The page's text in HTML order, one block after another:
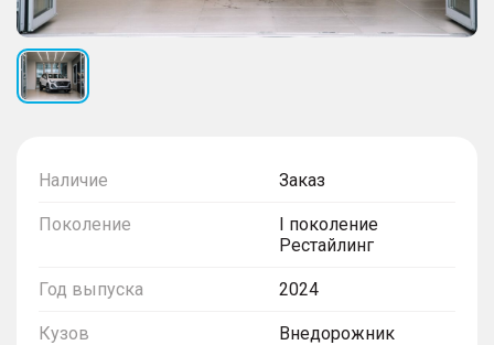
Наличие Заказ
Поколение
I поколение
Рестайлинг
Год выпуска 2024
Кузов Внедорожник